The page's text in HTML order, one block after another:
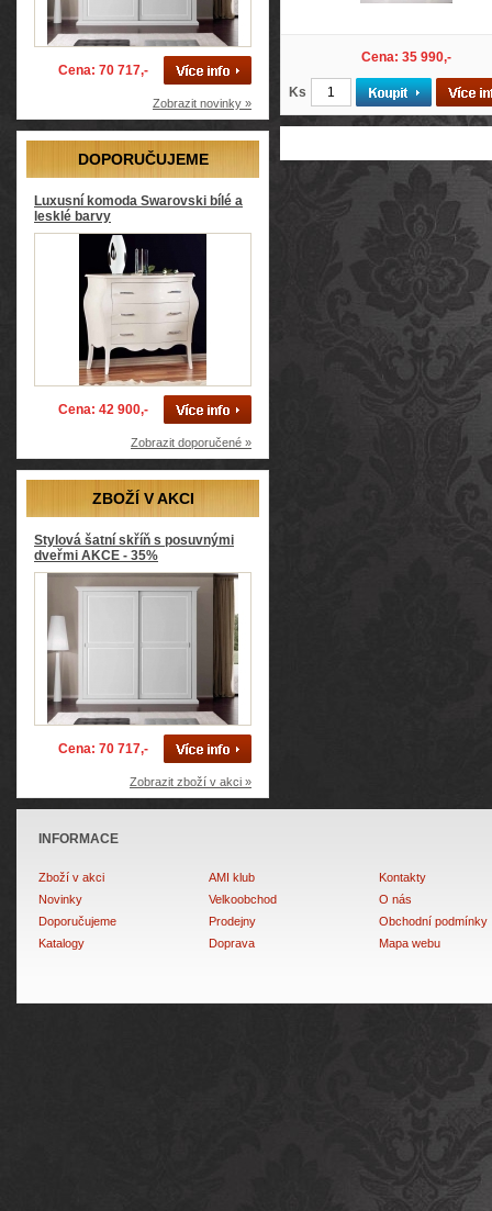
Cena: 70 717,-
Zobrazit novinky »
DOPORUČUJEME
Luxusní komoda Swarovski bílé a
lesklé barvy
Cena: 42 900,-
Zobrazit doporučené »
ZBOŽÍ V AKCI
Stylová šatní skříň s posuvnými
dveřmi AKCE - 35%
Cena: 70 717,-
Zobrazit zboží v akci »
Cena: 35 990,-
Ks
INFORMACE
Zboží v akci
Novinky
Doporučujeme
Katalogy
AMI klub
Velkoobchod
Prodejny
Doprava
Kontakty
O nás
Obchodní podmínky
Mapa webu